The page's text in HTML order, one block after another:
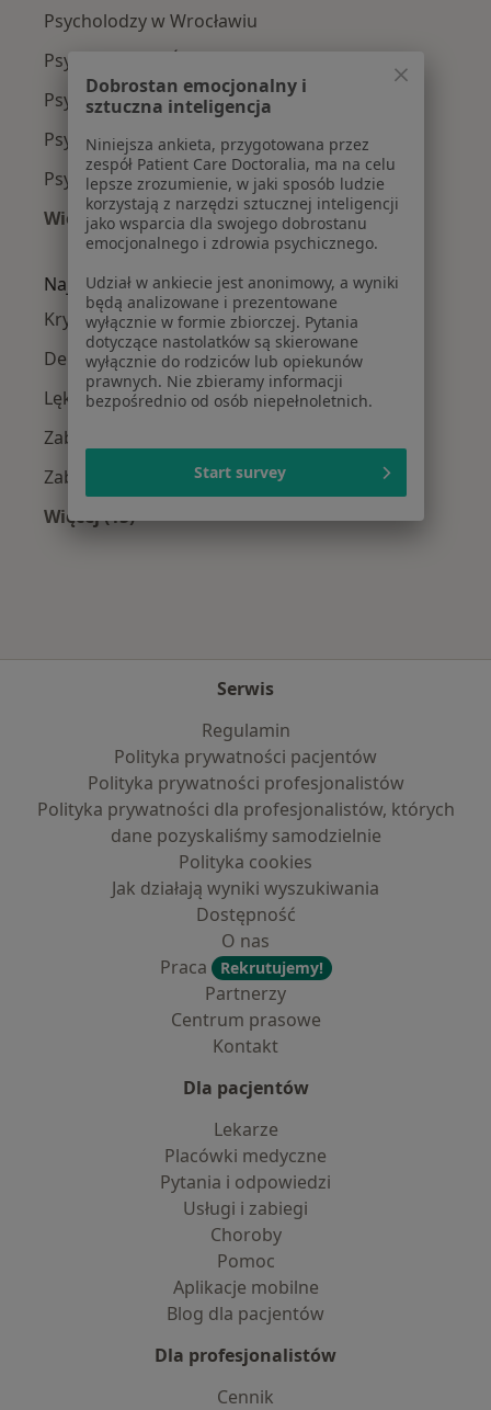
Psycholodzy w Wrocławiu
Psycholodzy w Świdnicy
Psycholodzy w Wałbrzychu
Psycholodzy w Kłodzku
Psycholodzy w Kamiennej Górze
Więcej (14)
Więcej w kategorii: W pobliżu Dzierżoniowa
Najczęście leczone choroby
Kryzys emocjonalny w Dzierżoniowie
Depresja w Dzierżoniowie
Lęki w Dzierżoniowie
Zaburzenia nastroju w Dzierżoniowie
Zaburzenia emocjonalne w Dzierżoniowie
Więcej (15)
Serwis
Regulamin
Polityka prywatności pacjentów
Polityka prywatności profesjonalistów
Polityka prywatności dla profesjonalistów, których
dane pozyskaliśmy samodzielnie
Polityka cookies
Jak działają wyniki wyszukiwania
Dostępność
O nas
Praca
Rekrutujemy!
Partnerzy
Centrum prasowe
Kontakt
Dla pacjentów
Lekarze
Placówki medyczne
Pytania i odpowiedzi
Usługi i zabiegi
Choroby
Pomoc
Aplikacje mobilne
Blog dla pacjentów
Dla profesjonalistów
Cennik
Dobrostan emocjonalny i
sztuczna inteligencja
Niniejsza ankieta, przygotowana przez
zespół Patient Care Doctoralia, ma na celu
lepsze zrozumienie, w jaki sposób ludzie
korzystają z narzędzi sztucznej inteligencji
jako wsparcia dla swojego dobrostanu
emocjonalnego i zdrowia psychicznego.
Udział w ankiecie jest anonimowy, a wyniki
będą analizowane i prezentowane
wyłącznie w formie zbiorczej. Pytania
dotyczące nastolatków są skierowane
wyłącznie do rodziców lub opiekunów
prawnych. Nie zbieramy informacji
bezpośrednio od osób niepełnoletnich.
Start survey